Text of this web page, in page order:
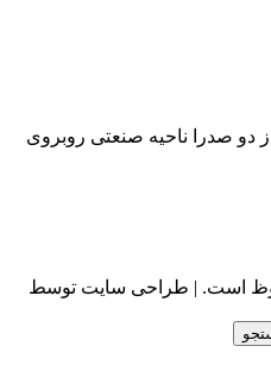
دو صدرا ناحیه صنعتی روبروی
است. | طراحی سایت توسط